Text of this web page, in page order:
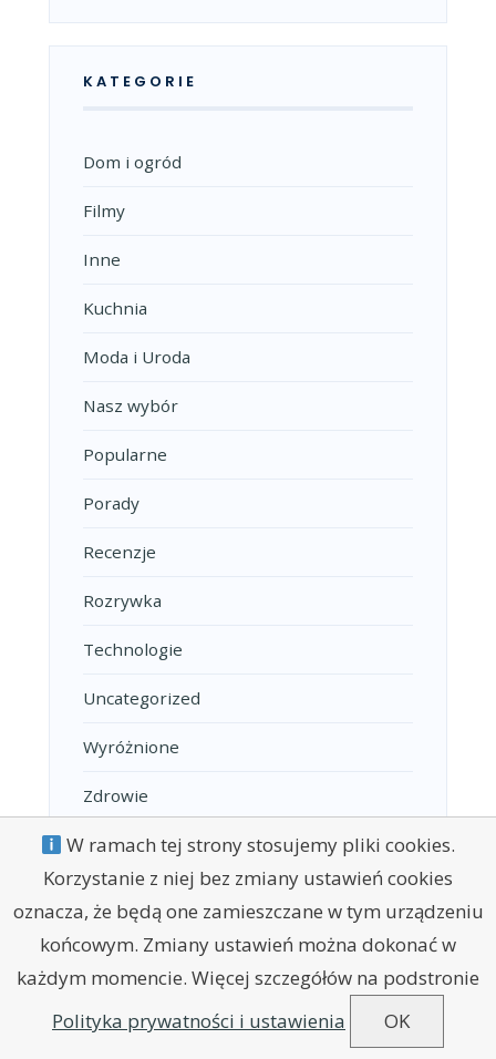
KATEGORIE
Dom i ogród
Filmy
Inne
Kuchnia
Moda i Uroda
Nasz wybór
Popularne
Porady
Recenzje
Rozrywka
Technologie
Uncategorized
Wyróżnione
Zdrowie
POLITYKA PRYWATNOŚCI
W ramach tej strony stosujemy pliki cookies.
Korzystanie z niej bez zmiany ustawień cookies
oznacza, że będą one zamieszczane w tym urządzeniu
końcowym. Zmiany ustawień można dokonać w
każdym momencie. Więcej szczegółów na podstronie
Polityka prywatności i ustawienia
OK